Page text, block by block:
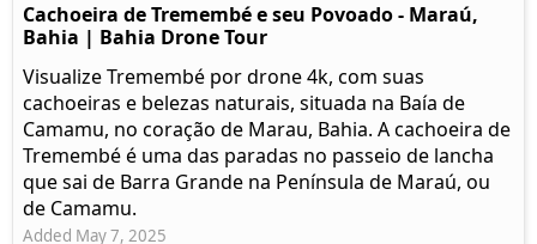
Cachoeira de Tremembé e seu Povoado - Maraú,
Bahia | Bahia Drone Tour
Visualize Tremembé por drone 4k, com suas
cachoeiras e belezas naturais, situada na Baía de
Camamu, no coração de Marau, Bahia. A cachoeira de
Tremembé é uma das paradas no passeio de lancha
que sai de Barra Grande na Península de Maraú, ou
de Camamu.
Added May 7, 2025